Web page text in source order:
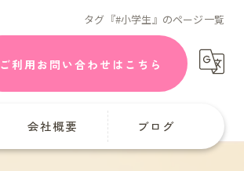
タグ『#小学生』のページ一覧
ご利用お問い合わせはこちら
会社概要 ブログ